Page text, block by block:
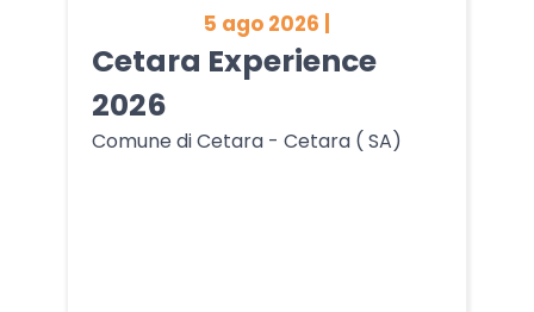
5 ago 2026 |
Cetara Experience
2026
Comune di Cetara - Cetara ( SA)